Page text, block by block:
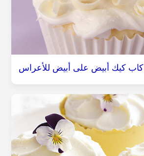
كاب كيك أبيض على أبيض للأعراس